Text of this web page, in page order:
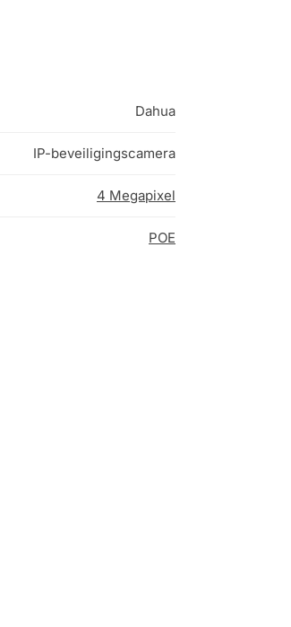
Dahua
IP-beveiligingscamera
4 Megapixel
POE